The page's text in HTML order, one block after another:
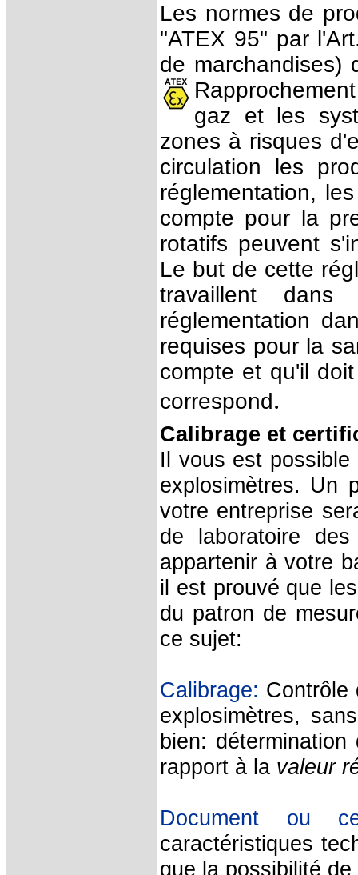
Les normes de
"ATEX 95" par
de marchandises)
gaz et les
zones à risques
circulation les
réglementation,
compte pour la
rotatifs peuvent
Le but de cette
travaillent
réglementation
requises pour la
compte et qu'il
correspond.
Calibrage et
Il vous est
explosimètres. Un
votre entreprise
de laboratoire
appartenir à votre
il est prouvé que
du patron de
ce sujet:
Calibrage: Contrôle
explosimètres,
bien:
rapport à la valeur
Document ou
caractéristiques
que la possibilité